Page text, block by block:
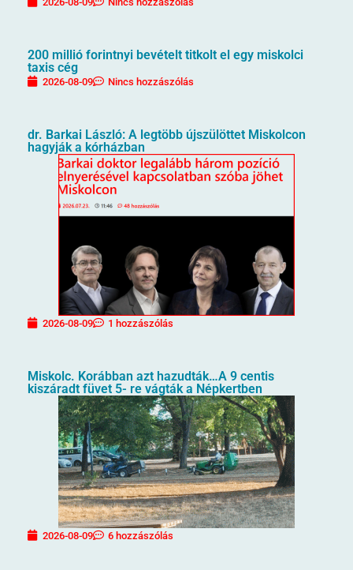
200 millió forintnyi bevételt titkolt el egy miskolci
taxis cég
2026-08-09 Nincs hozzászólás
dr. Barkai László: A legtöbb újszülöttet Miskolcon
hagyják a kórházban
2026-08-09 1 hozzászólás
Miskolc. Korábban azt hazudták…A 9 centis
kiszáradt füvet 5- re vágták a Népkertben
2026-08-09 6 hozzászólás